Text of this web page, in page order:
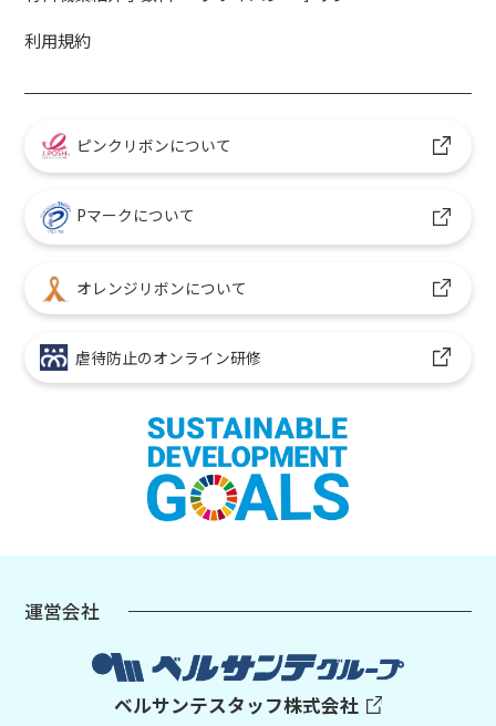
利用規約
ピンクリボンについて
Pマークについて
オレンジリボンについて
虐待防止のオンライン研修
運営会社
ベルサンテスタッフ株式会社